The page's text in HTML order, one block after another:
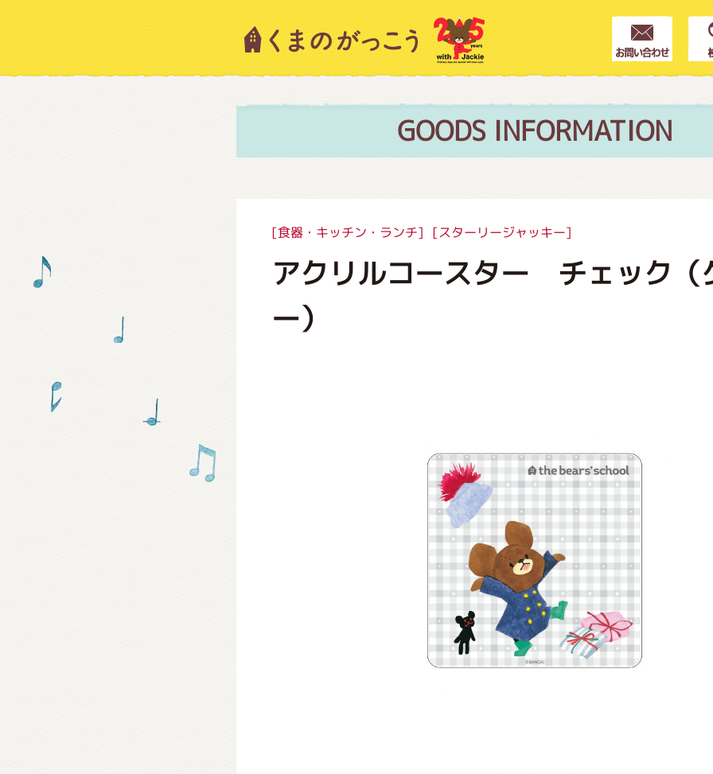
GOODS INFORMATION
[食器・キッチン・ランチ] [スターリージャッキー]
アクリルコースター チェック（
ー）
キャラクター紹介
絵本・作家紹介
ミュージカル・コンサート
おたのしみコンテンツ(クイズ・AR・診断・占
チア ジャッキーズ！